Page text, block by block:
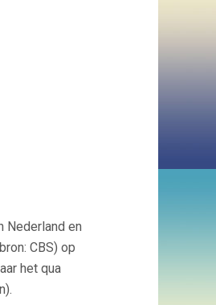
Nederland en
CBS) op
het qua